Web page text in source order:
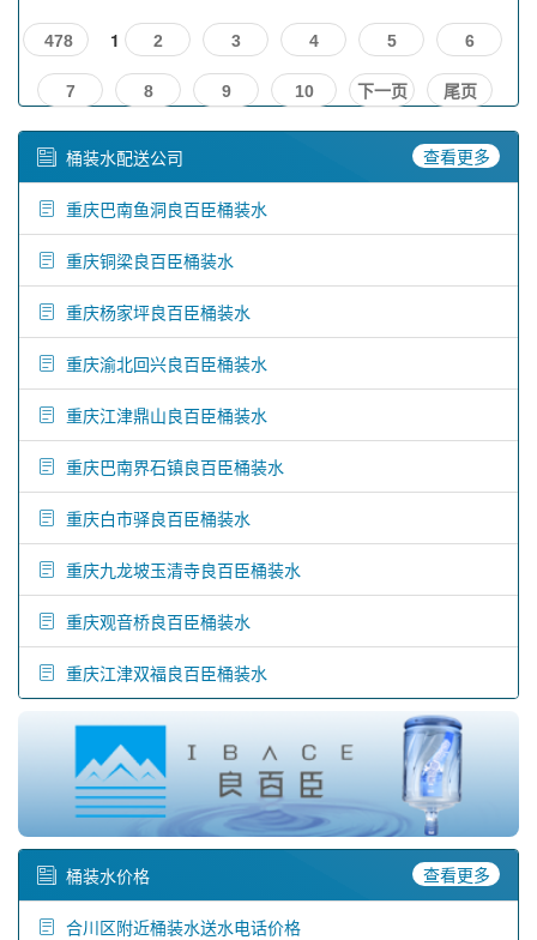
478 1 2 3 4 5 6
7 8 9 10 下一页 尾页
桶装水配送公司 查看更多
重庆巴南鱼洞良百臣桶装水
重庆铜梁良百臣桶装水
重庆杨家坪良百臣桶装水
重庆渝北回兴良百臣桶装水
重庆江津鼎山良百臣桶装水
重庆巴南界石镇良百臣桶装水
重庆白市驿良百臣桶装水
重庆九龙坡玉清寺良百臣桶装水
重庆观音桥良百臣桶装水
重庆江津双福良百臣桶装水
桶装水价格 查看更多
合川区附近桶装水送水电话价格